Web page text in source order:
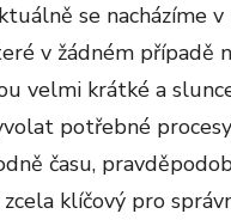
se nacházíme
v žádném případě
velmi krátké a
potřebné
času,
zcela klíčový pro